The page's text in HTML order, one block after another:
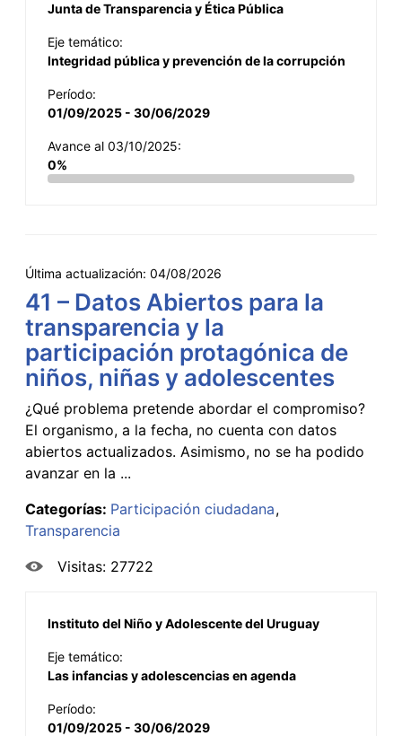
Junta de Transparencia y Ética Pública
Eje temático:
Integridad pública y prevención de la corrupción
Período:
01/09/2025 - 30/06/2029
Avance al 03/10/2025:
0%
Última actualización: 04/08/2026
41 – Datos Abiertos para la
transparencia y la
participación protagónica de
niños, niñas y adolescentes
¿Qué problema pretende abordar el compromiso?
El organismo, a la fecha, no cuenta con datos
abiertos actualizados. Asimismo, no se ha podido
avanzar en la ...
Categorías: Participación ciudadana
Transparencia
Visitas: 27722
Instituto del Niño y Adolescente del Uruguay
Eje temático:
Las infancias y adolescencias en agenda
Período:
01/09/2025 - 30/06/2029